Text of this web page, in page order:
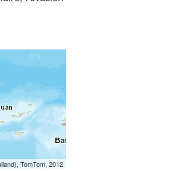
TomTom, 2012